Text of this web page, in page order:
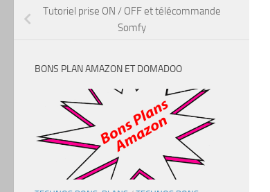
Tutoriel prise ON / OFF et télécommande
Somfy
BONS PLAN AMAZON ET DOMADOO